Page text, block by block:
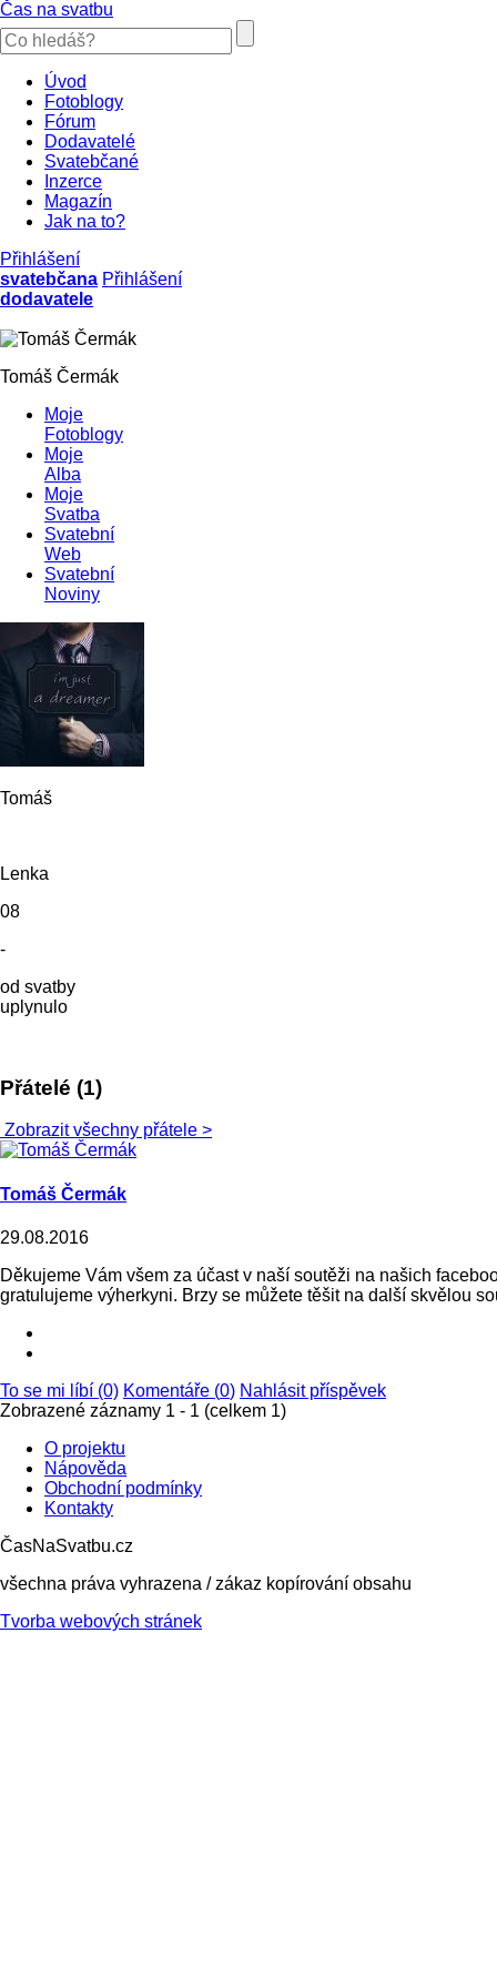
Čas na svatbu
Úvod
Fotoblogy
Fórum
Dodavatelé
Svatebčané
Inzerce
Magazín
Jak na to?
Přihlášení
svatebčana Přihlášení
dodavatele
Tomáš Čermák
Moje
Fotoblogy
Moje
Alba
Moje
Svatba
Svatební
Web
Svatební
Noviny
Tomáš
Lenka
08
-
od svatby
uplynulo
Přátelé (1)
Zobrazit všechny přátele >
Tomáš Čermák
29.08.2016
Děkujeme Vám všem za účast v naší soutěži na našich
gratulujeme výherkyni. Brzy se můžete těšit na další skvělou
To se mi líbí (0) Komentáře (0) Nahlásit příspěvek
Zobrazené záznamy 1 - 1 (celkem 1)
O projektu
Nápověda
Obchodní podmínky
Kontakty
ČasNaSvatbu.cz
všechna práva vyhrazena / zákaz kopírování obsahu
Tvorba webových stránek